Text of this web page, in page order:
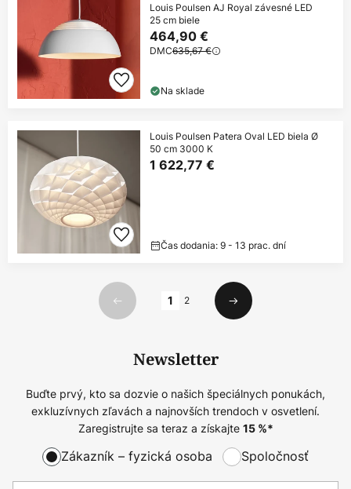
Louis Poulsen AJ Royal závesné LED
25 cm biele
464,90 €
DMC635,67 €
Na sklade
Louis Poulsen Patera Oval LED biela Ø
50 cm 3000 K
1 622,77 €
Čas dodania: 9 - 13 prac. dní
Predchádzajúci
1 2
Ďalší
Newsletter
Buďte prvý, kto sa dozvie o našich špeciálnych ponukách,
exkluzívnych zľavách a najnovších trendoch v osvetlení.
Zaregistrujte sa teraz a získajte 15%*
Zákazník – fyzická osoba Spoločnosť